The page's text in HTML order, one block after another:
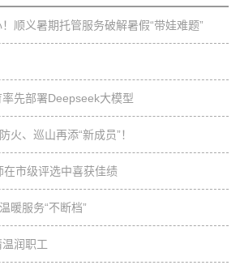
顺义暑期托管服务破解暑假“带娃难题”
先部署Deepseek大模型
火、巡山再添“新成员”！
在市级评选中喜获佳绩
暖服务“不断档”
润职工